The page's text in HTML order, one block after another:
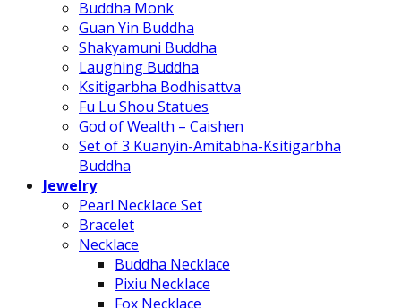
Buddha Monk
Guan Yin Buddha
Shakyamuni Buddha
Laughing Buddha
Ksitigarbha Bodhisattva
Fu Lu Shou Statues
God of Wealth – Caishen
Set of 3 Kuanyin-Amitabha-Ksitigarbha
Buddha
Jewelry
Pearl Necklace Set
Bracelet
Necklace
Buddha Necklace
Pixiu Necklace
Fox Necklace